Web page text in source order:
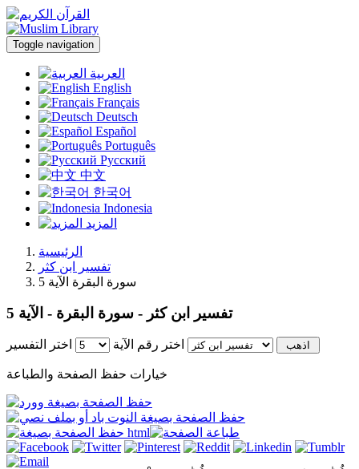
Toggle navigation
العربية
English
Français
Deutsch
Español
Português
Русский
中文
한국어
Indonesia
المزيد
الرئيسية
تفسير ابن كثر
سورة البقرة الآية 5
تفسير ابن كثر - سورة البقرة - الآية 5
اختر رقم الآية اختر التفسير
خيارات حفظ الصفحة والطباعة